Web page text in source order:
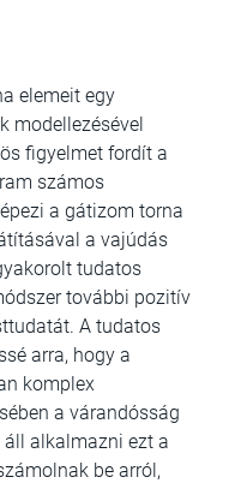
elemeit egy
modellezésével
figyelmet fordít a
számos
a gátizom torna
a vajúdás
tudatos
további pozitív
A tudatos
arra, hogy a
komplex
a várandósság
alkalmazni ezt a
be arról,